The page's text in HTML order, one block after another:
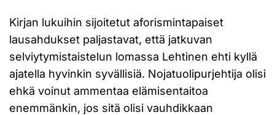
Kirjan lukuihin sijoitetut aforismintapaiset
lausahdukset paljastavat, että jatkuvan
selviytymistaistelun lomassa Lehtinen ehti kyllä
ajatella hyvinkin syvällisiä. Nojatuolipurjehtija olisi
ehkä voinut ammentaa elämisentaitoa
enemmänkin, jos sitä olisi vauhdikkaan